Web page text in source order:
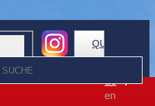
QUICKLINKS
de
en